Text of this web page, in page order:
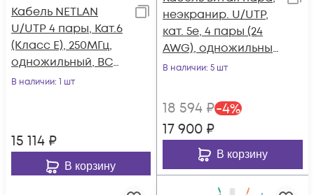
Кабель NETLAN
U/UTP 4 пары, Кат.6
(Класс E), 250МГц,
одножильный, BC
(чистая медь),
В наличии: 1 шт
15 114 ₽
В корзину
неэкранир. U/UTP,
кат. 5e, 4 пары (24
AWG), одножильный
(solid), внешний,
+75°C, черный
В наличии: 5 шт
18 594 ₽-4%
17 900 ₽
В корзину